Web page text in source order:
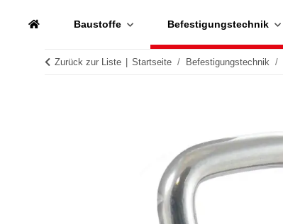
Baustoffe Befestigungstechnik
Zurück zur Liste Startseite Befestigungstechnik